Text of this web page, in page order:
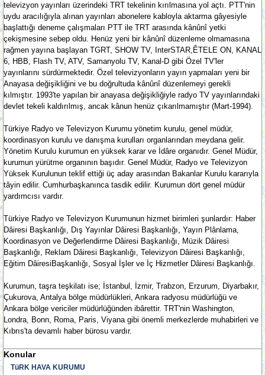
televizyon yayınları üzerindeki TRT tekelinin kırılmasına yol açtı. PTT'nin
uydu aracılığıyla alınan yayınları abonelere kabloyla aktarma gâyesiyle
başlattığı deneme çalışmaları PTT ile TRT arasında kânûnî yetki
çekişmesine sebep oldu. Henüz yeni bir kânûnî düzenleme olmamasına
rağmen yayına başlayan TGRT, SHOW TV, InterSTAR,ÊTELE ON, KANAL
6, HBB, Flash TV, ATV, Samanyolu TV, Kanal-D gibi Özel TV'ler
yayınlarını sürdürmektedir. Özel televizyonların yayın yapmaları yeni bir
Anayasa değişikliğini ve bu doğrultuda kânûnî düzenlemeyi gerekli
kılmıştır. 1993'te yapılan bir anayasa değişikliğiyle radyo TV yayınlarındaki
devlet tekeli kaldırılmış, ancak kânun henüz çıkarılmamıştır (Mart-1994).
Türkiye Radyo ve Televizyon Kurumu yönetim kurulu, genel müdür,
koordinasyon kurulu ve danışma kurulları organlarından meydana gelir.
Yönetim Kurulu kurumun en yüksek karar ve İdâre organıdır. Genel Müdür,
kurumun yürütme organının başıdır. Genel Müdür, Radyo ve Televizyon
Yüksek Kurulunun teklif ettiği üç aday arasından Bakanlar Kurulu kararıyla
tâyin edilir. Cumhurbaşkanınca tasdik edilir. Kurumun dört genel müdür
yardımcısı vardır.
Türkiye Radyo ve Televizyon Kurumunun hizmet birimleri şunlardır: Haber
Dâiresi Başkanlığı, Dış Yayınlar Dâiresi Başkanlığı, Yayın Plânlama,
Koordinasyon ve Değerlendirme Dâiresi Başkanlığı, Müzik Dâiresi
Başkanlığı, Reklam Dâiresi Başkanlığı, Televizyon Dâiresi Başkanlığı,
Eğitim DâiresiBaşkanlığı, Sosyal İşler ve İç Hizmetler Dâiresi Başkanlığı.
Kurumun, taşra teşkilatı ise; İstanbul, İzmir, Trabzon, Erzurum, Diyarbakır,
Çukurova, Antalya bölge müdürlükleri, Ankara radyosu müdürlüğü ve
Ankara bölge vericiler müdürlüğünden ibârettir. TRT'nin Washington,
Londra, Bonn, Roma, Paris, Viyana gibi önemli merkezlerde muhabirleri ve
Kıbrıs'ta devamlı haber bürosu vardır.
Konular
TüRK HAVA KURUMU